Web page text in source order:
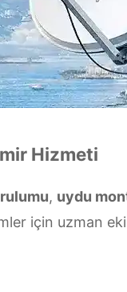
Hizmeti
, uydu
için uzman